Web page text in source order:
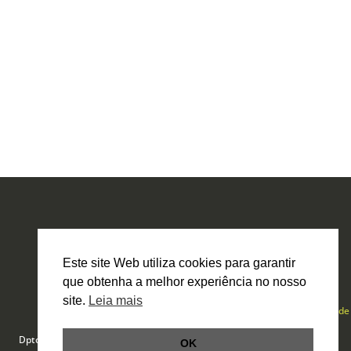
Política de Privacidade
Livro de Reclamações Online
Dpto. Técnico por
Este site Web utiliza cookies para garantir
que obtenha a melhor experiência no nosso
site. Leia mais
OK